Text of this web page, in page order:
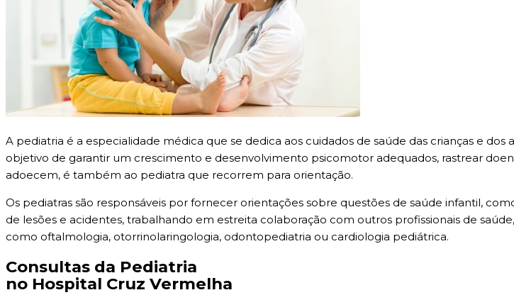
A pediatria é a especialidade médica que se dedica aos cuidados de saúde das crianças e dos
objetivo de garantir um crescimento e desenvolvimento psicomotor adequados, rastrear
adoecem, é também ao pediatra que recorrem para orientação.
Os pediatras são responsáveis por fornecer orientações sobre questões de saúde infantil,
de lesões e acidentes, trabalhando em estreita colaboração com outros profissionais de
como oftalmologia, otorrinolaringologia, odontopediatria ou cardiologia pediátrica.
Consultas da Pediatria
no Hospital Cruz Vermelha